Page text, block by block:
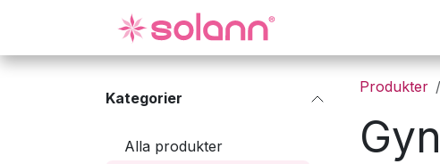
Kategorier
Alla produkter
Produkter